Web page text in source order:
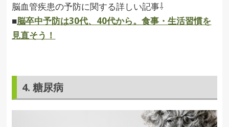
脳血管疾患の予防に関する詳しい記事⇩
■脳卒中予防は30代、40代から。食事・生活習慣を
見直そう！
4. 糖尿病